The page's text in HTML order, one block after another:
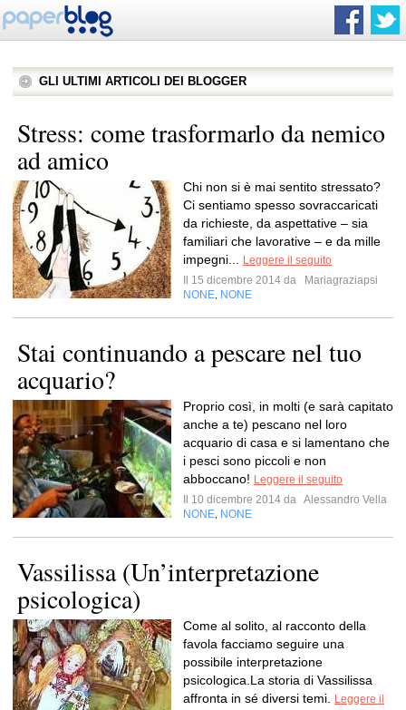
GLI ULTIMI ARTICOLI DEI BLOGGER
Stress: come trasformarlo da nemico
ad amico
Chi non si è mai sentito stressato?
Ci sentiamo spesso sovraccaricati
da richieste, da aspettative – sia
familiari che lavorative – e da mille
impegni...
Leggere il seguito
Il 15 dicembre 2014 da
Mariagraziapsi
NONE NONE
Stai continuando a pescare nel tuo
acquario?
Proprio così, in molti (e sarà capitato
anche a te) pescano nel loro
acquario di casa e si lamentano che
i pesci sono piccoli e non
abboccano! Leggere il seguito
Il 10 dicembre 2014 da Alessandro Vella
NONE NONE
Vassilissa (Un’interpretazione
psicologica)
Come al solito, al racconto della
favola facciamo seguire una
possibile interpretazione
psicologica.La storia di Vassilissa
affronta in sé diversi temi.
Leggere il